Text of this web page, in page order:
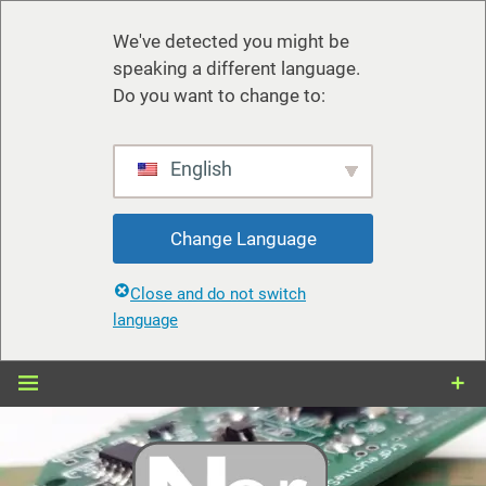
We've detected you might be
speaking a different language.
Do you want to change to:
English
Change Language
Close and do not switch
language
Zum